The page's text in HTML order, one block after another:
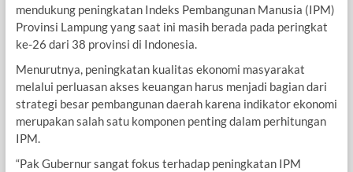
mendukung peningkatan Indeks Pembangunan Manusia (IPM)
Provinsi Lampung yang saat ini masih berada pada peringkat
ke-26 dari 38 provinsi di Indonesia.
Menurutnya, peningkatan kualitas ekonomi masyarakat
melalui perluasan akses keuangan harus menjadi bagian dari
strategi besar pembangunan daerah karena indikator ekonomi
merupakan salah satu komponen penting dalam perhitungan
IPM.
“Pak Gubernur sangat fokus terhadap peningkatan IPM